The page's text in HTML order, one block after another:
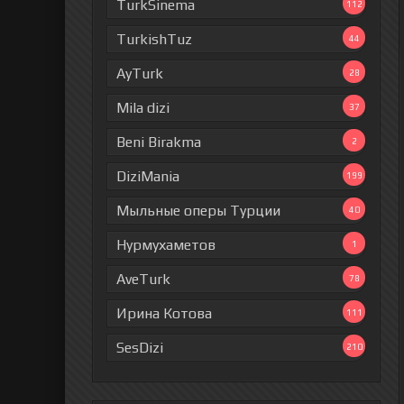
TurkSinema 112
TurkishTuz 44
AyTurk 28
Mila dizi 37
Beni Birakma 2
DiziMania 199
Мыльные оперы Турции 40
Нурмухаметов 1
AveTurk 78
Ирина Котова 111
SesDizi 210